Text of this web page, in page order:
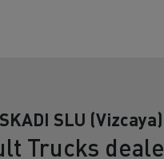
SLU (Vizcaya)
Trucks